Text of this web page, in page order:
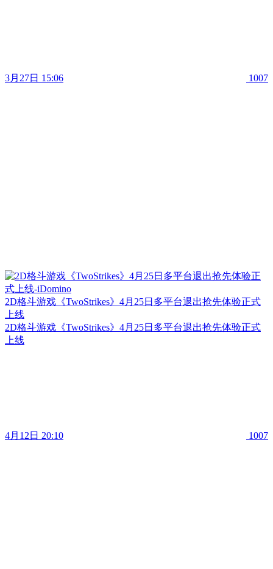
3月27日 15:06 1007
2D格斗游戏《TwoStrikes》4月25日多平台退出抢先体验正式
上线
2D格斗游戏《TwoStrikes》4月25日多平台退出抢先体验正式
上线
4月12日 20:10 1007